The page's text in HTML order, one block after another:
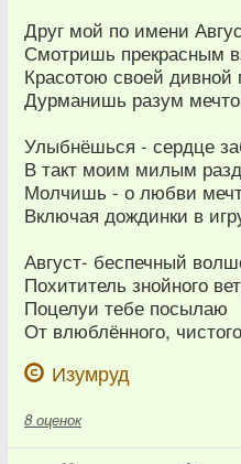
Друг мой по имени
Смотришь прекрасным
Красотою своей
Дурманишь разум
Улыбнёшься - сердце
В такт моим милым
Молчишь - о любви
Включая дождинки в
Август- беспечный
Похититель знойного
Поцелуи тебе посылаю
От влюблённого,
Изумруд
8 оценок